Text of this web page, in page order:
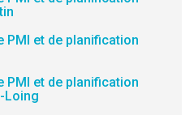
PMI et de planification
PMI et de planification
Loing